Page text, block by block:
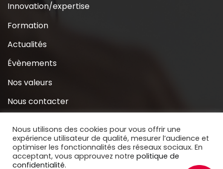
Innovation/expertise
Formation
Actualités
Évènements
Nos valeurs
Nous contacter
S’inscrire à la Newsletter
Nous soutenir
Nous utilisons des cookies pour vous offrir une
expérience utilisateur de qualité, mesurer l’audience et
optimiser les fonctionnalités des réseaux sociaux. En
acceptant, vous approuvez notre politique de
confidentialité.